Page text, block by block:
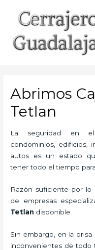
contenido
Abrimos
Tetlan
La seguridad en el
condominios, edificios,
autos es un estado
tener todo el tiempo
Razón suficiente por lo
de empresas
Tetlan disponible.
Sin embargo, en la
inconvenientes de todo